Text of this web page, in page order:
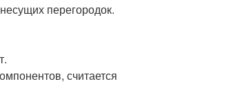
перегородок.
считается